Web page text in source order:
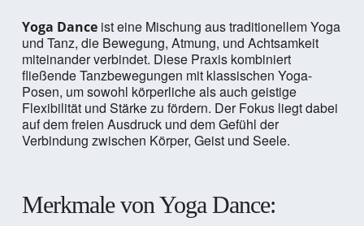
Yoga Danceist eine Mischung aus traditionellem Yoga
und Tanz, die Bewegung, Atmung, und Achtsamkeit
miteinander verbindet. Diese Praxis kombiniert
fließende Tanzbewegungen mit klassischen Yoga-
Posen, um sowohl körperliche als auch geistige
Flexibilität und Stärke zu fördern. Der Fokus liegt dabei
auf dem freien Ausdruck und dem Gefühl der
Verbindung zwischen Körper, Geist und Seele.
Merkmale von Yoga Dance: